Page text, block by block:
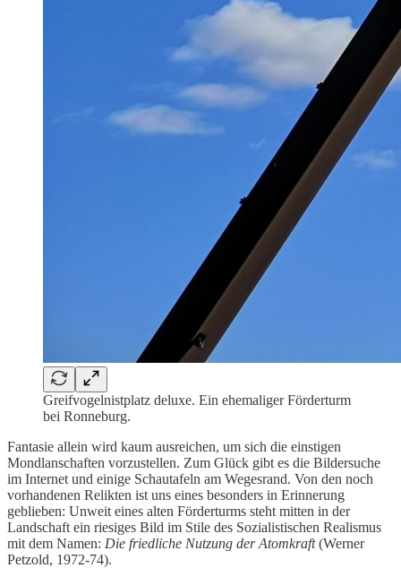
Greifvogelnistplatz deluxe. Ein ehemaliger Förderturm
bei Ronneburg.
Fantasie allein wird kaum ausreichen, um sich die einstigen
Mondlanschaften vorzustellen. Zum Glück gibt es die Bildersuche
im Internet und einige Schautafeln am Wegesrand. Von den noch
vorhandenen Relikten ist uns eines besonders in Erinnerung
geblieben: Unweit eines alten Förderturms steht mitten in der
Landschaft ein riesiges Bild im Stile des Sozialistischen Realismus
mit dem Namen: Die friedliche Nutzung der Atomkraft(Werner
Petzold, 1972-74).